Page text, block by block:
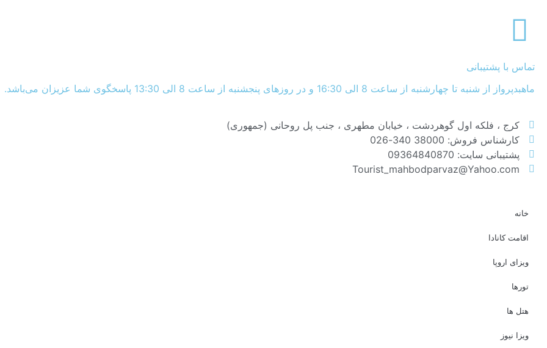
تماس با پشتیبانی
ماهبدپرواز از شنبه تا چهارشنبه از ساعت 8 الی 16:30 و در روزهای پنجشنبه از ساعت 8 الی 13:30 پاسخگوی شما عزیزان می‌باشد.
کرج ، فلکه اول گوهردشت ، خیابان مطهری ، جنب پل روحانی (جمهوری)
کارشناس فروش: 38000 340-026
پشتیبانی سایت: 09364840870
Tourist_mahbodparvaz@Yahoo.com
خانه
اقامت کانادا
ویزای اروپا
تورها
هتل ها
ویزا نیوز